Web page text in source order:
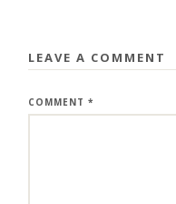
LEAVE A COMMENT
COMMENT*